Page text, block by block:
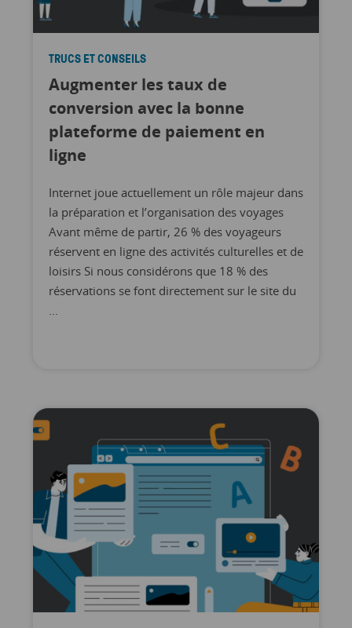
TRUCS ET CONSEILS
Augmenter les taux de
conversion avec la bonne
plateforme de paiement en
ligne
Internet joue actuellement un rôle majeur dans
la préparation et l’organisation des voyages
Avant même de partir, 26 % des voyageurs
réservent en ligne des activités culturelles et de
loisirs Si nous considérons que 18 % des
réservations se font directement sur le site du